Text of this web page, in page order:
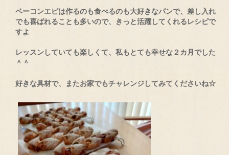
ベーコンエピは作るのも食べるのも大好きなパンで、差し入れ
でも喜ばれることも多いので、きっと活躍してくれるレシピで
すよ
レッスンしていても楽しくて、私もとても幸せな２カ月でした
＾＾
好きな具材で、またお家でもチャレンジしてみてくださいね☆